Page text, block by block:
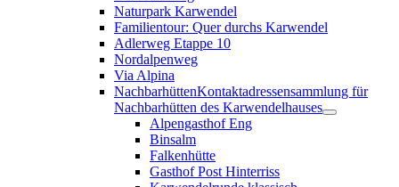
Naturpark Karwendel
Familientour: Quer durchs Karwendel
Adlerweg Etappe 10
Nordalpenweg
Via Alpina
NachbarhüttenKontaktadressensammlung für
Nachbarhütten des Karwendelhauses
Alpengasthof Eng
Binsalm
Falkenhütte
Gasthof Post Hinterriss